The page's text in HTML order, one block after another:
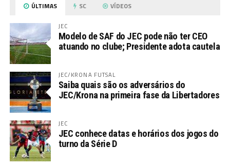
ÚLTIMAS SC VÍDEOS
JEC
Modelo de SAF do JEC pode não ter CEO
atuando no clube; Presidente adota cautela
JEC/KRONA FUTSAL
Saiba quais são os adversários do
JEC/Krona na primeira fase da Libertadores
JEC
JEC conhece datas e horários dos jogos do
turno da Série D